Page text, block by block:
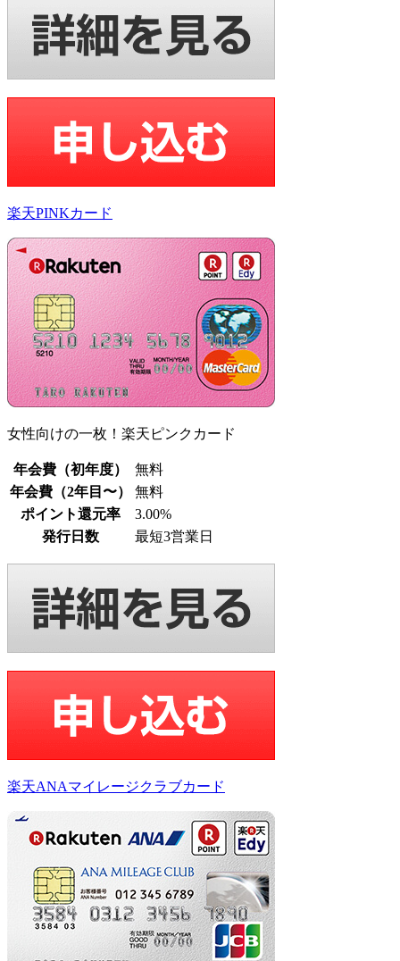
楽天PINKカード
女性向けの一枚！楽天ピンクカード
年会費（初年度）
無料
年会費（2年目〜）
無料
ポイント還元率
3.00%
発行日数
最短3営業日
楽天ANAマイレージクラブカード